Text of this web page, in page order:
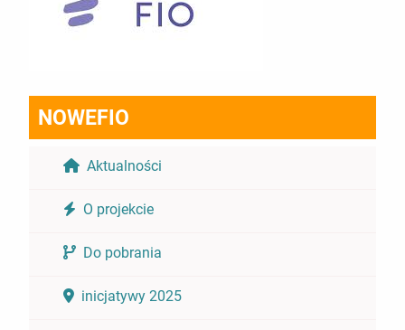
NOWEFIO
Aktualności
O projekcie
Do pobrania
inicjatywy 2025